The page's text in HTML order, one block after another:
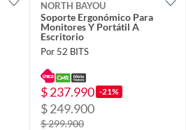
NORTH BAYOU
Soporte Ergonómico Para
Monitores Y Portátil A
Escritorio
Por 52 BITS
$ 237.990 -21%
$ 249.900
$ 299.900